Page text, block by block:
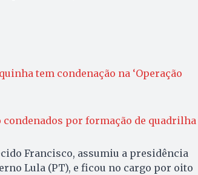
tem condenação na ‘Operação
condenados por formação de quadrilha
Francisco, assumiu a presidência
Lula (PT), e ficou no cargo por oito